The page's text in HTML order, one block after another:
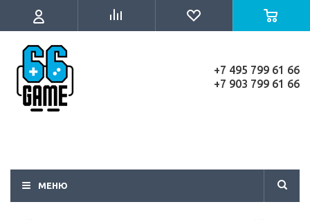
+7 495 799 61 66
+7 903 799 61 66
МЕНЮ